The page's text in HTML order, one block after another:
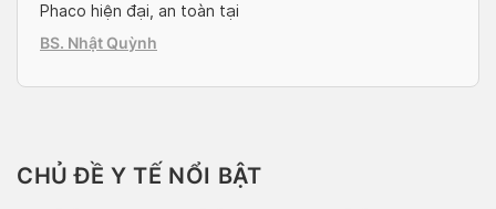
Phaco hiện đại, an toàn tại
BS. Nhật Quỳnh
CHỦ ĐỀ Y TẾ NỔI BẬT